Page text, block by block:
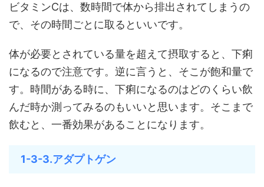
ビタミンCは、数時間で体から排出されてしまうの
で、その時間ごとに取るといいです。
体が必要とされている量を超えて摂取すると、下痢
になるので注意です。逆に言うと、そこが飽和量で
す。時間がある時に、下痢になるのはどのくらい飲
んだ時か測ってみるのもいいと思います。そこまで
飲むと、一番効果があることになります。
1-3-3.アダプトゲン